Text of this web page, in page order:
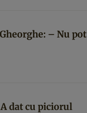
– Nu pot
dat cu piciorul